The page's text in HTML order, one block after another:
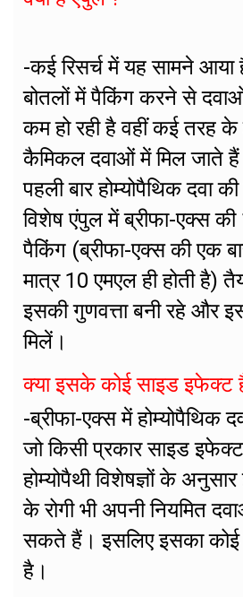
-कई रिसर्च में यह सामने आया
बोतलों में पैकिंग करने से
कम हो रही है वहीं कई तरह के
कैमिकल दवाओं में मिल जाते
पहली बार होम्योपैथिक दवा
विशेष एंपुल में ब्रीफा-एक्स
पैकिंग (ब्रीफा-एक्स की एक
मात्र 10 एमएल ही होती है)
इसकी गुणवत्ता बनी रहे और
मिलें।
क्या इसके कोई साइड इफेक्ट
-ब्रीफा-एक्स में होम्योपैथिक
जो किसी प्रकार साइड
होम्योपैथी विशेषज्ञों के
के रोगी भी अपनी नियमित
सकते हैं। इसलिए इसका कोई
है।